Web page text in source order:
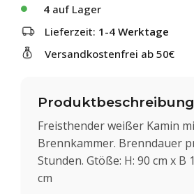
4 auf Lager
Lieferzeit: 1-4 Werktage
Versandkostenfrei ab 50€
Produktbeschreibung
Freisthender weißer Kamin
Brennkammer. Brenndauer
Stunden. Gtöße: H: 90 cm x B
cm